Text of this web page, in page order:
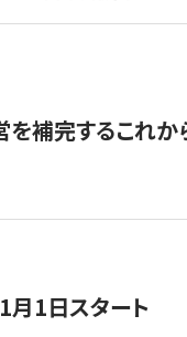
補完するこれか
月1日スタート